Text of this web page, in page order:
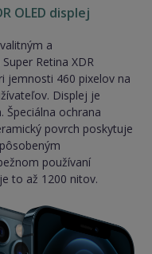
OLED displej
a
Retina XDR
jemnosti 460 pixelov na
Displej je
Špeciálna ochrana
povrch poskytuje
používaní
to až 1200 nitov.